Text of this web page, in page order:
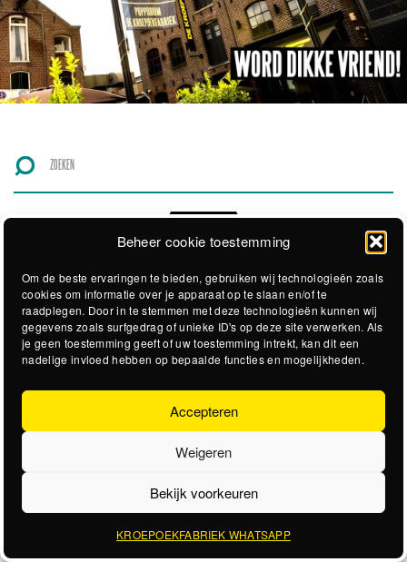
Beheer cookie toestemming
Om de beste ervaringen te bieden, gebruiken wij technologieën zoals
cookies om informatie over je apparaat op te slaan en/of te
raadplegen. Door in te stemmen met deze technologieën kunnen wij
gegevens zoals surfgedrag of unieke ID's op deze site verwerken. Als
je geen toestemming geeft of uw toestemming intrekt, kan dit een
nadelige invloed hebben op bepaalde functies en mogelijkheden.
Accepteren
Weigeren
Bekijk voorkeuren
KROEPOEKFABRIEK WHATSAPP